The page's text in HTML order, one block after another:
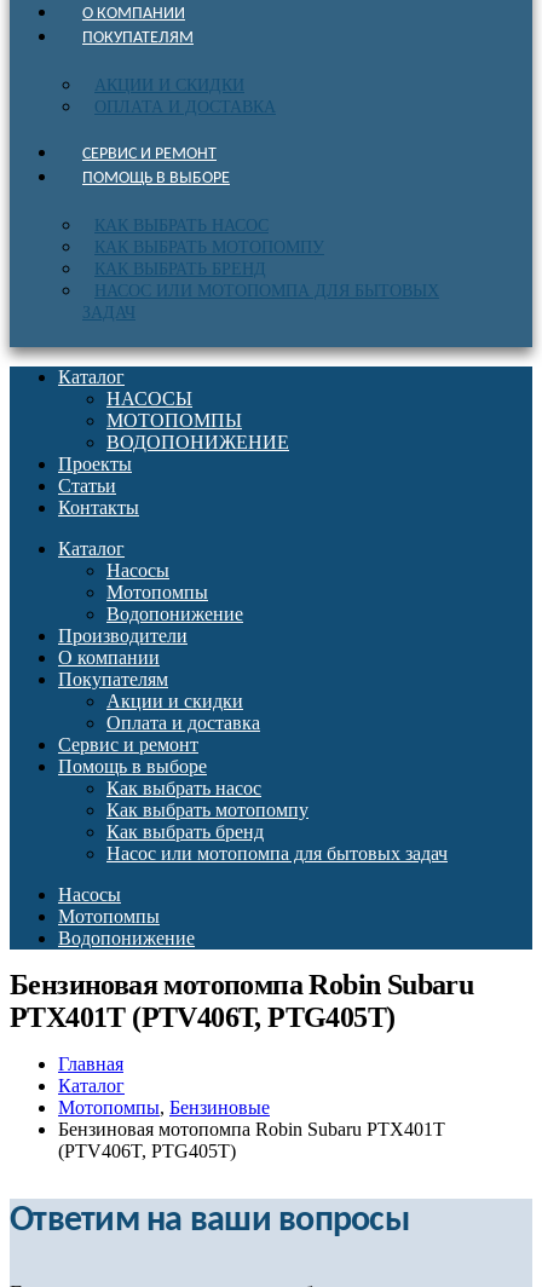
О КОМПАНИИ
ПОКУПАТЕЛЯМ
АКЦИИ И СКИДКИ
ОПЛАТА И ДОСТАВКА
СЕРВИС И РЕМОНТ
ПОМОЩЬ В ВЫБОРЕ
КАК ВЫБРАТЬ НАСОС
КАК ВЫБРАТЬ МОТОПОМПУ
КАК ВЫБРАТЬ БРЕНД
НАСОС ИЛИ МОТОПОМПА ДЛЯ БЫТОВЫХ
ЗАДАЧ
Каталог
НАСОСЫ
МОТОПОМПЫ
ВОДОПОНИЖЕНИЕ
Проекты
Статьи
Контакты
Каталог
Насосы
Мотопомпы
Водопонижение
Производители
О компании
Покупателям
Акции и скидки
Оплата и доставка
Сервис и ремонт
Помощь в выборе
Как выбрать насос
Как выбрать мотопомпу
Как выбрать бренд
Насос или мотопомпа для бытовых задач
Насосы
Мотопомпы
Водопонижение
Бензиновая мотопомпа Robin Subaru
PTX401T (PTV406T, PTG405T)
Главная
Каталог
Мотопомпы, Бензиновые
Бензиновая мотопомпа Robin Subaru PTX401T
(PTV406T, PTG405T)
Ответим на ваши вопросы